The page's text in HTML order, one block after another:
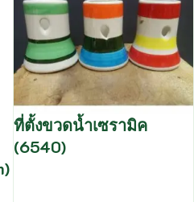
ที่ตั้งขวดน้ำเซรามิค
(6540)